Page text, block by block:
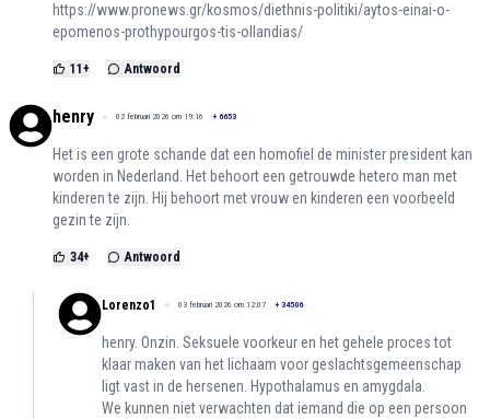
https://www.pronews.gr/kosmos/diethnis-politiki/aytos-einai-o-
epomenos-prothypourgos-tis-ollandias/
11 + Antwoord
henry 02 februari 2026 om 19:16 + 6653
Het is een grote schande dat een homofiel de minister president kan
worden in Nederland. Het behoort een getrouwde hetero man met
kinderen te zijn. Hij behoort met vrouw en kinderen een voorbeeld
gezin te zijn.
34+ Antwoord
Lorenzo1 03 februari 2026 om 12:07 + 34506
henry. Onzin. Seksuele voorkeur en het gehele proces tot
klaar maken van het lichaam voor geslachtsgemeenschap
ligt vast in de hersenen. Hypothalamus en amygdala.
We kunnen niet verwachten dat iemand die op een persoon